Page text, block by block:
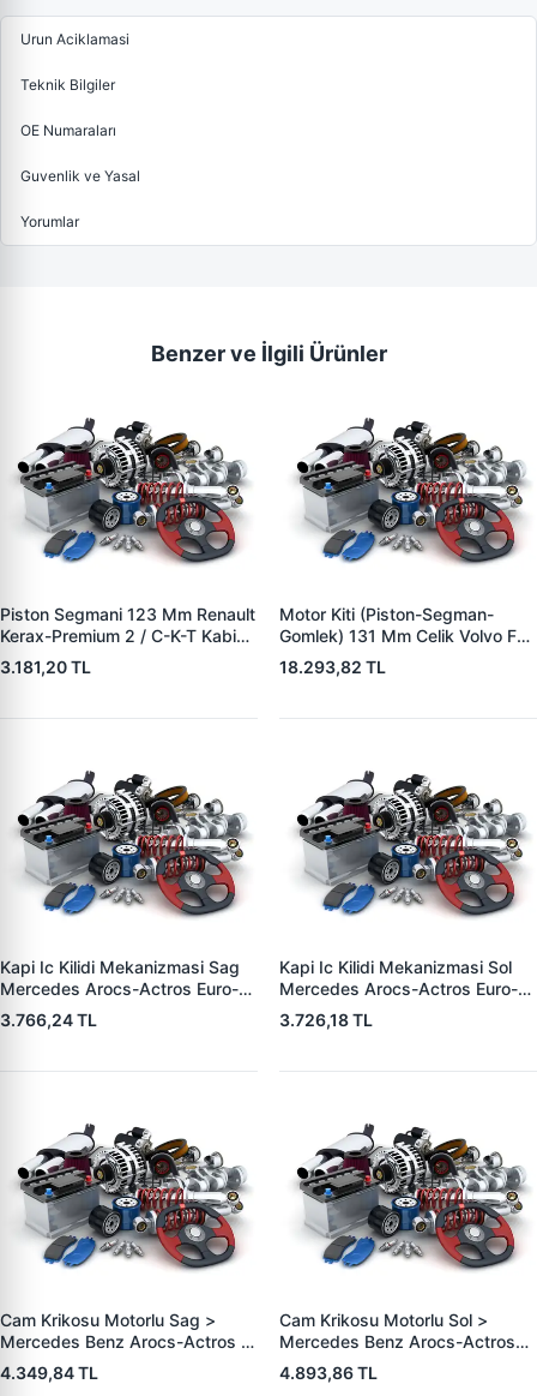
Urun Aciklamasi
Teknik Bilgiler
OE Numaraları
Guvenlik ve Yasal
Yorumlar
Benzer ve İlgili Ürünler
Piston Segmani 123 Mm Renault
Kerax-Premium 2 / C-K-T Kabin
Seri / Volvo Fm - Fmx / Dxi 11 -
Dti 11 | YENMAK 91-09182-000
3.181,20 TL
Motor Kiti (Piston-Segman-
Gomlek) 131 Mm Celik Volvo Fh-
Fh 2-Fm-Fmx 360-400-
440/Renault C-K-T Kabin DXI13-
| OEM 21253770 8975501
18.293,82 TL
Kapi Ic Kilidi Mekanizmasi Sag
Mercedes Arocs-Actros Euro-6
| WAGENBURG 14530001702 |
OEM 9607230101
3.766,24 TL
Kapi Ic Kilidi Mekanizmasi Sol
Mercedes Arocs-Actros Euro-6
| WAGENBURG 14530001701 |
OEM 9607230001
3.726,18 TL
Cam Krikosu Motorlu Sag >
Mercedes Benz Arocs-Actros -
MP4-MP5 | WAGENBURG
702120 | OEM 9607201446
4.349,84 TL
Cam Krikosu Motorlu Sol >
Mercedes Benz Arocs-Actros
MP4-MP5 | WAGENBURG
702107 | OEM 9607201146
4.893,86 TL